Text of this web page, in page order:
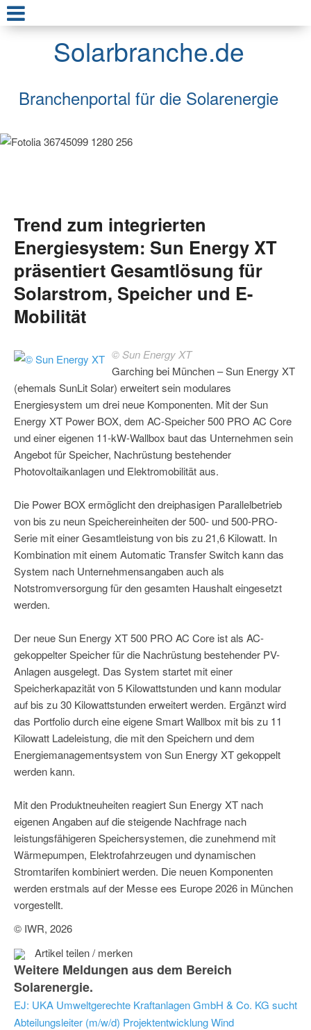
Solarbranche.de
Branchenportal für die Solarenergie
Trend zum integrierten
Energiesystem: Sun Energy XT
präsentiert Gesamtlösung für
Solarstrom, Speicher und E-
Mobilität
© Sun Energy XT
Garching bei München – Sun Energy XT
(ehemals SunLit Solar) erweitert sein modulares
Energiesystem um drei neue Komponenten. Mit der Sun
Energy XT Power BOX, dem AC-Speicher 500 PRO AC Core
und einer eigenen 11-kW-Wallbox baut das Unternehmen sein
Angebot für Speicher, Nachrüstung bestehender
Photovoltaikanlagen und Elektromobilität aus.
Die Power BOX ermöglicht den dreiphasigen Parallelbetrieb
von bis zu neun Speichereinheiten der 500- und 500-PRO-
Serie mit einer Gesamtleistung von bis zu 21,6 Kilowatt. In
Kombination mit einem Automatic Transfer Switch kann das
System nach Unternehmensangaben auch als
Notstromversorgung für den gesamten Haushalt eingesetzt
werden.
Der neue Sun Energy XT 500 PRO AC Core ist als AC-
gekoppelter Speicher für die Nachrüstung bestehender PV-
Anlagen ausgelegt. Das System startet mit einer
Speicherkapazität von 5 Kilowattstunden und kann modular
auf bis zu 30 Kilowattstunden erweitert werden. Ergänzt wird
das Portfolio durch eine eigene Smart Wallbox mit bis zu 11
Kilowatt Ladeleistung, die mit den Speichern und dem
Energiemanagementsystem von Sun Energy XT gekoppelt
werden kann.
Mit den Produktneuheiten reagiert Sun Energy XT nach
eigenen Angaben auf die steigende Nachfrage nach
leistungsfähigeren Speichersystemen, die zunehmend mit
Wärmepumpen, Elektrofahrzeugen und dynamischen
Stromtarifen kombiniert werden. Die neuen Komponenten
werden erstmals auf der Messe ees Europe 2026 in München
vorgestellt.
© IWR, 2026
Artikel teilen / merken
Weitere Meldungen aus dem Bereich
Solarenergie.
EJ: UKA Umweltgerechte Kraftanlagen GmbH & Co. KG sucht
Abteilungsleiter (m/w/d) Projektentwicklung Wind